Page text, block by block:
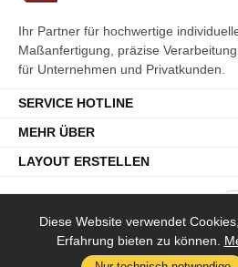
Ihr Partner für hochwertige
Maßanfertigung, präzise
für Unternehmen und Privatkunden.
SERVICE HOTLINE
MEHR ÜBER
LAYOUT ERSTELLEN
* Alle Preise inkl. gesetzl. Mehrwertsteuer
Diese Website verwendet
Erfahrung bieten zu können.